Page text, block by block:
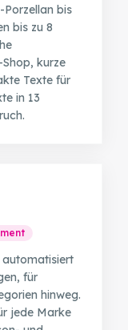
Porzellan bis
bis zu 8
kurze
Texte für
in 13
automatisiert
für
hinweg.
jede Marke